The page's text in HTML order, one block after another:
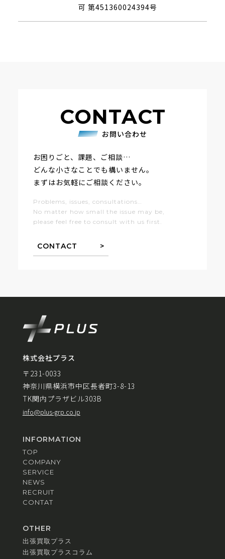
可 第451360024394号
CONTACT
お問い合わせ
お困りごと、課題、ご相談…
どんな小さなことでも構いません。
まずはお気軽にご相談ください。
Problems, issues, consultations…
No matter how small the issue may be,
please feel free to consult with us first.
CONTACT >
株式会社プラス
〒231-0033
神奈川県横浜市中区長者町3-8-13
TK関内プラザビル303B
info@plus-grp.co.jp
INFORMATION
TOP
COMPANY
SERVICE
NEWS
RECRUIT
CONTAT
OTHER
出張買取プラス
出張買取プラスコラム